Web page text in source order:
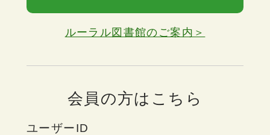
ルーラル図書館のご案内＞
会員の方はこちら
ユーザーID